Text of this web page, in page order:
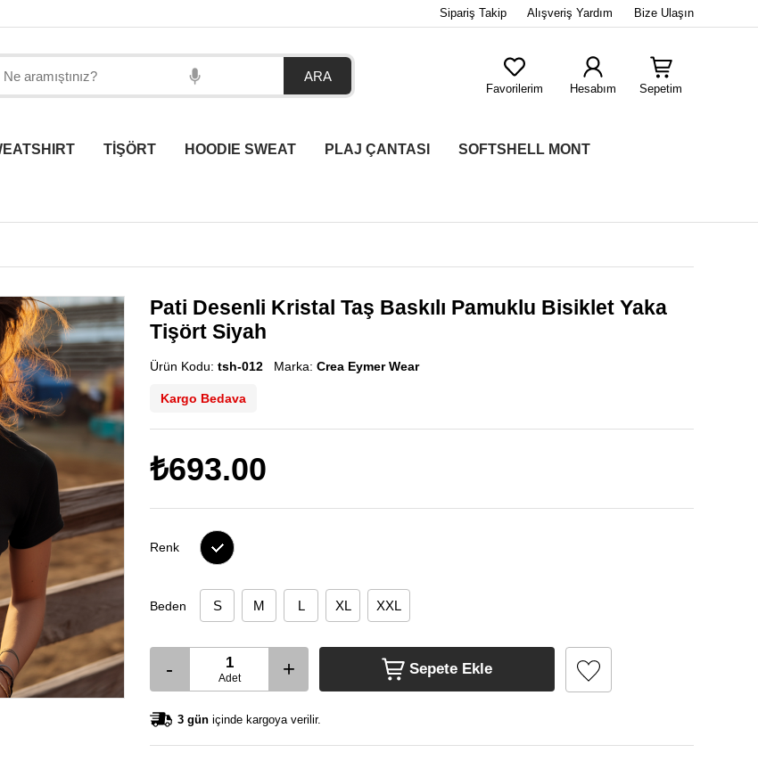
Sipariş Takip Alışveriş Yardım Bize Ulaşın
Favorilerim Hesabım Sepetim
TİŞÖRT HOODIE SWEAT PLAJ ÇANTASI SOFTSHELL MONT
Pati Desenli Kristal Taş Baskılı Pamuklu Bisiklet Yaka
Tişört Siyah
Ürün Kodu: tsh-012 Marka: Crea Eymer Wear
Kargo Bedava
₺693.00
Renk
Beden S M L XL XXL
- Adet + Sepete Ekle
3 gün içinde kargoya verilir.